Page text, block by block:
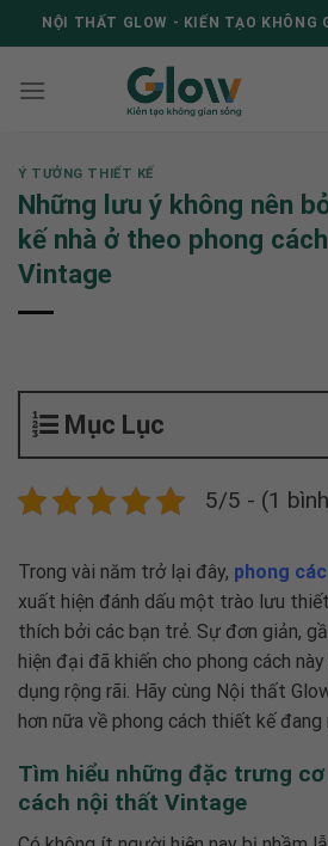
to
NỘI THẤT GLOW - KIẾN TẠO KHÔNG
Ý TƯỞNG THIẾT KẾ
Những lưu ý không nên
kế nhà ở theo phong
Vintage
Mục Lục
5/5 - (1
Trong vài năm trở lại đây, phong
xuất hiện đánh dấu một trào lưu
thích bởi các bạn trẻ. Sự đơn giản,
hiện đại đã khiến cho phong cách
dụng rộng rãi. Hãy cùng Nội thất
hơn nữa về phong cách thiết kế đang
Tìm hiểu những đặc trưng
cách nội thất Vintage